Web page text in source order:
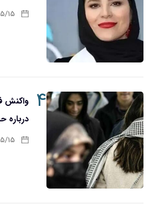
۱۴۰۵/۰۵/۱۵ ۲۱:۵۰
۴ واکنش فراجا به ویدئوهای جنجالی
درباره حجاب
۱۴۰۵/۰۵/۱۵ ۲۱:۴۸